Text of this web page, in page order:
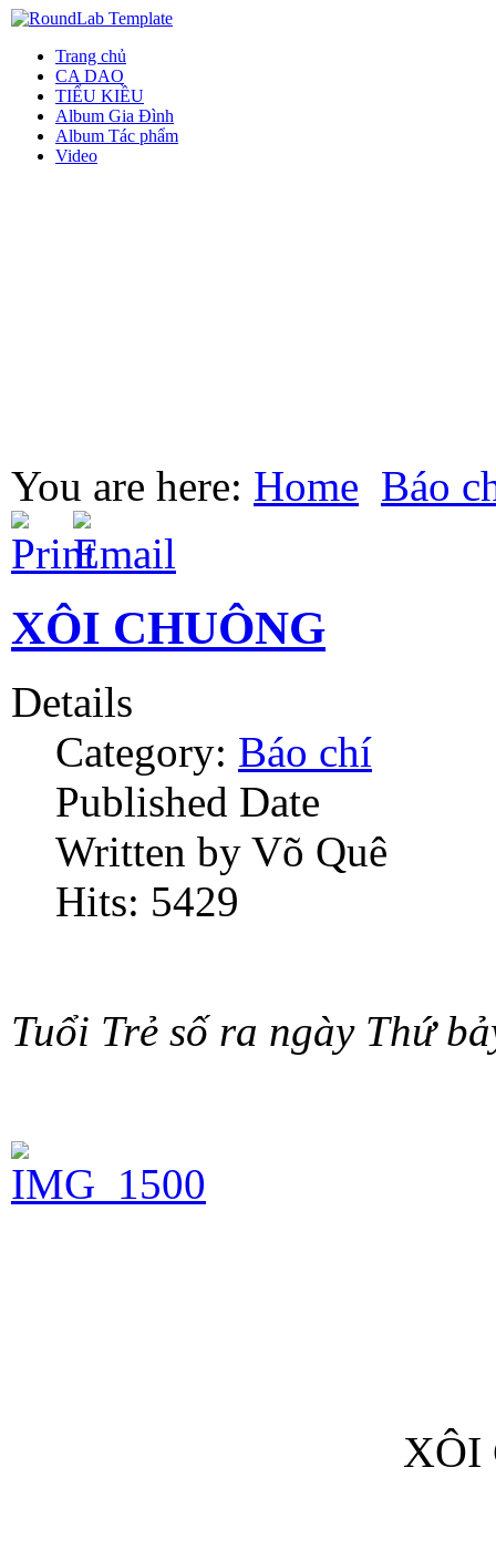
Trang chủ
CA DAO
TIỂU KIỀU
Album Gia Đình
Album Tác phẩm
Video
You are here: Home Báo
XÔI CHUÔNG
Details
Category: Báo chí
Published Date
Written by Võ Quê
Hits: 5429
Tuổi Trẻ số ra ngày Thứ
XÔI